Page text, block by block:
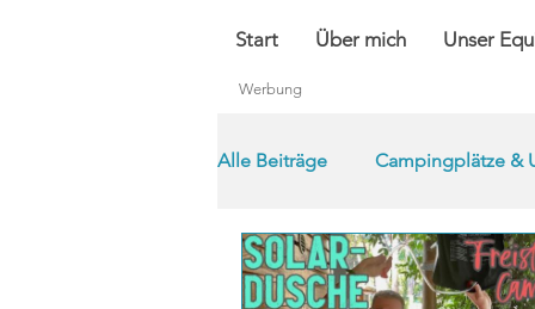
Start Über mich Unser
Werbung
Alle Beiträge Campingplätze &